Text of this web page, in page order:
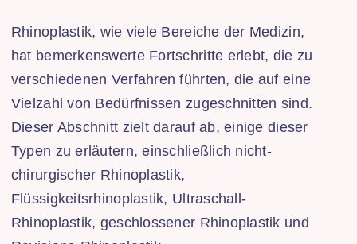
Rhinoplastik, wie viele Bereiche der Medizin,
hat bemerkenswerte Fortschritte erlebt, die zu
verschiedenen Verfahren führten, die auf eine
Vielzahl von Bedürfnissen zugeschnitten sind.
Dieser Abschnitt zielt darauf ab, einige dieser
Typen zu erläutern, einschließlich nicht-
chirurgischer Rhinoplastik,
Flüssigkeitsrhinoplastik, Ultraschall-
Rhinoplastik, geschlossener Rhinoplastik und